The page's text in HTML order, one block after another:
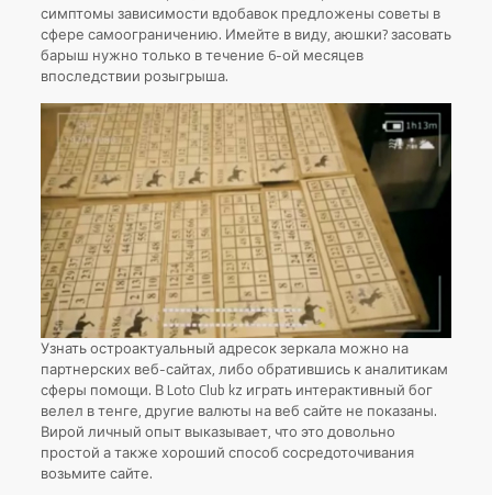
симптомы зависимости вдобавок предложены советы в
сфере самоограничению. Имейте в виду, аюшки? засовать
барыш нужно только в течение 6-ой месяцев
впоследствии розыгрыша.
Узнать остроактуальный адресок зеркала можно на
партнерских веб-сайтах, либо обратившись к аналитикам
сферы помощи. В Loto Club kz играть интерактивный бог
велел в тенге, другие валюты на веб сайте не показаны.
Вирой личный опыт выказывает, что это довольно
простой а также хороший способ сосредоточивания
возьмите сайте.